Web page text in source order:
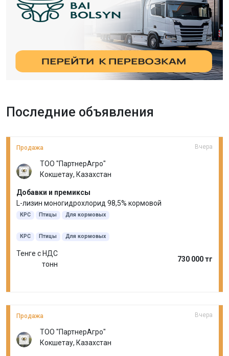
Последние объявления
Продажа Вчера
ТОО "ПартнерАгро"
Кокшетау, Казахстан
Добавки и премиксы
L-лизин моногидрохлорид 98,5% кормовой
КРС Птицы Для кормовых
КРС Птицы Для кормовых
Тенге с НДС
тонн
730 000 тг
Продажа Вчера
ТОО "ПартнерАгро"
Кокшетау, Казахстан